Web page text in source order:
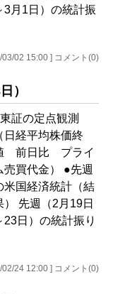
3月1日）の統計振
03/02 15:00 ] コメント(0)
）
証の定点観測
日経平均株価終
前日比 プライ
売買代金） ●先週
米国経済統計（結
） 先週（2月19日
23日）の統計振り
02/24 12:00 ] コメント(0)